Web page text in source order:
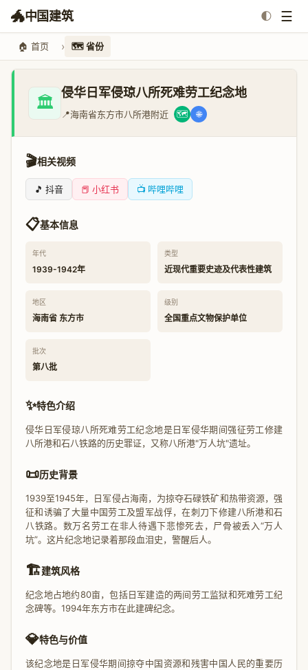
🐲中国建筑 🌓 ☰
🏠 首页 🗺️ 省份
🏛️ 侵华日军侵琼八所死难劳工纪念地
📍海南省东方市八所港附近 🗺️ 🌐
🎬相关视频
🎵 抖音 📕 小红书 📺 哔哩哔哩
📋基本信息
年代
1939-1942年
类型
近现代重要史迹及代表性建筑
地区
海南省 东方市
级别
全国重点文物保护单位
批次
第八批
✨特色介绍
侵华日军侵琼八所死难劳工纪念地是日军侵华期间强征劳工修建
八所港和石八铁路的历史罪证，又称八所港"万人坑"遗址。
📜历史背景
1939至1945年，日军侵占海南，为掠夺石碌铁矿和热带资源，强
征和诱骗了大量中国劳工及盟军战俘，在刺刀下修建八所港和石
八铁路。数万名劳工在非人待遇下悲惨死去，尸骨被丢入“万人
坑”。这片纪念地记录着那段血泪史，警醒后人。
🏗️建筑风格
纪念地占地约80亩，包括日军建造的两间劳工监狱和死难劳工纪
念碑等。1994年东方市在此建碑纪念。
💎特色与价值
该纪念地是日军侵华期间掠夺中国资源和残害中国人民的重要历